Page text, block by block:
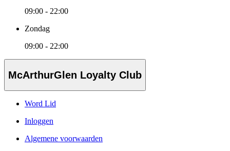
09:00 - 22:00
Zondag
09:00 - 22:00
McArthurGlen Loyalty Club
Word Lid
Inloggen
Algemene voorwaarden